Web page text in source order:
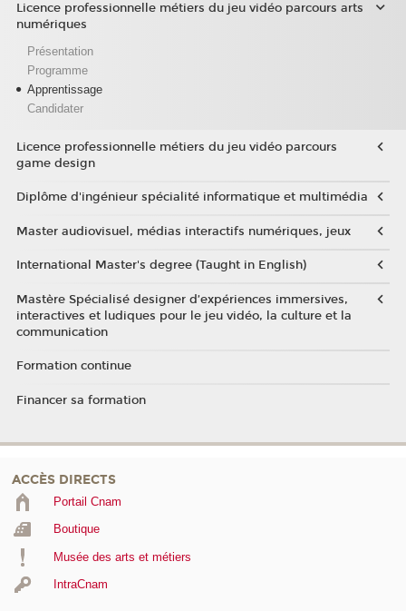
Licence professionnelle métiers du jeu vidéo parcours arts
numériques
Présentation
Programme
Apprentissage
Candidater
Licence professionnelle métiers du jeu vidéo parcours
game design
Diplôme d'ingénieur spécialité informatique et multimédia
Master audiovisuel, médias interactifs numériques, jeux
International Master's degree (Taught in English)
Mastère Spécialisé designer d’expériences immersives,
interactives et ludiques pour le jeu vidéo, la culture et la
communication
Formation continue
Financer sa formation
ACCÈS DIRECTS
Portail Cnam
Boutique
Musée des arts et métiers
IntraCnam